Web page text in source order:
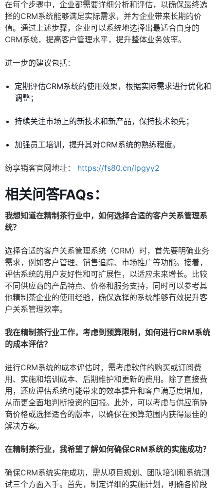
在每个步骤中，企业都需要详细分析和评估，以确保最终选
择的CRM系统能够满足实际需求，并为企业带来长期的价
值。通过上述步骤，企业可以系统地选择出最适合自身的
CRM系统，提高客户管理水平，提升整体业务效率。
进一步的建议包括：
定期评估CRM系统的使用效果，根据实际需求进行优化和
调整；
持续关注市场上的新技术和新产品，保持技术领先；
加强员工培训，提升其对CRM系统的熟练程度。
纷享销客官网地址： https://fs80.cn/lpgyy2
相关问答FAQs：
我想知道在精制茶行业中，如何选择合适的客户关系管理系
统？
选择合适的客户关系管理系统（CRM）时，首先要明确业务
需求，例如客户管理、销售追踪、市场推广等功能。接着，
评估系统的用户友好性和可扩展性，以适应未来增长。比较
不同供应商的产品特点、价格和服务支持，同时可以参考其
他精制茶企业的使用经验，确保选择的系统能够有效提升客
户关系管理效率。
我在精制茶行业工作，考虑到预算限制，如何进行CRM系统
的成本评估？
进行CRM系统的成本评估时，需考虑软件的购买或订阅费
用、实施和培训成本、后期维护和更新的费用。除了直接费
用，还应评估系统可能带来的效率提升和客户满意度增加，
从而更全面地判断投资的回报。此外，可以考虑与供应商协
商价格或选择适合的版本，以确保在预算范围内获得最佳的
解决方案。
在精制茶行业，我希望了解如何确保CRM系统的实施成功？
确保CRM系统实施成功，需从项目规划、团队培训和系统测
试三个方面入手。首先，制定详细的实施计划，明确各阶段